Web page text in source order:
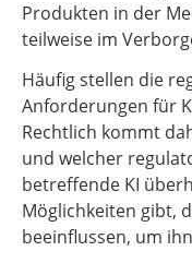
Produkten in der
teilweise im
Häufig stellen die
Anforderungen für
Rechtlich kommt
und welcher
betreffende KI
Möglichkeiten gibt,
beeinflussen, um